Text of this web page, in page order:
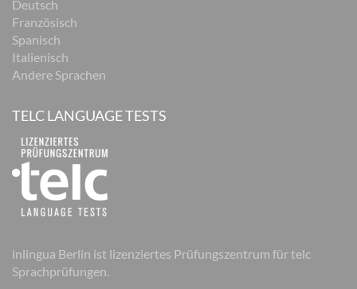
Deutsch
Französisch
Spanisch
Italienisch
Andere Sprachen
TELC LANGUAGE TESTS
inlingua Berlin ist lizenziertes Prüfungszentrum für telc
Sprachprüfungen.